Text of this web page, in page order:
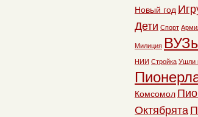
Новый год
Дети Спорт
Милиция
НИИ Стройка Ушли
Комсомол
Октябрята